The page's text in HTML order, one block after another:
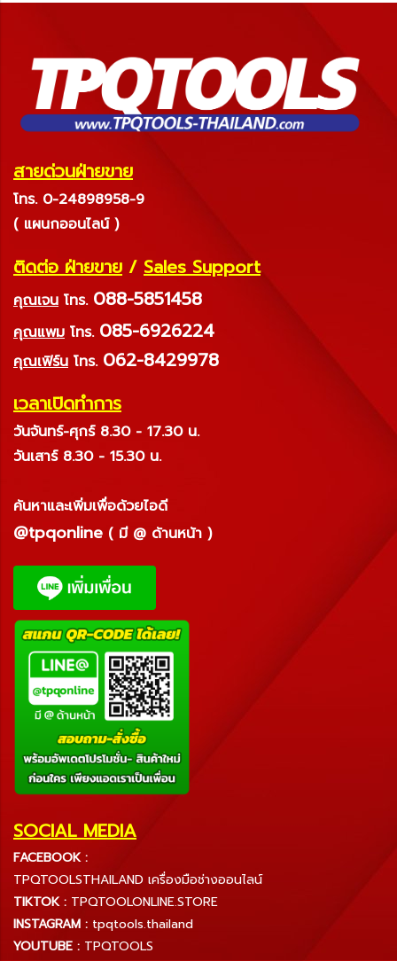
สายด่วนฝ่ายขาย
โทร. 0-24898958-9
( แผนกออนไลน์ )
ติดต่อ ฝ่ายขาย / Sales Support
คุณเจน โทร. 088-5851458
คุณแพม โทร. 085-6926224
คุณเฟิร์น โทร. 062-8429978
เวลาเปิดทำการ
วันจันทร์-ศุกร์ 8.30 - 17.30 น.
วันเสาร์ 8.30 - 15.30 น.
ค้นหาและเพิ่มเพื่อด้วยไอดี
@tpqonline ( มี @ ด้านหน้า )
SOCIAL MEDIA
FACEBOOK :
TPQTOOLSTHAILAND เครื่องมือช่างออนไลน์
TIKTOK : TPQTOOLONLINE.STORE
INSTAGRAM : tpqtools.thailand
YOUTUBE : TPQTOOLS